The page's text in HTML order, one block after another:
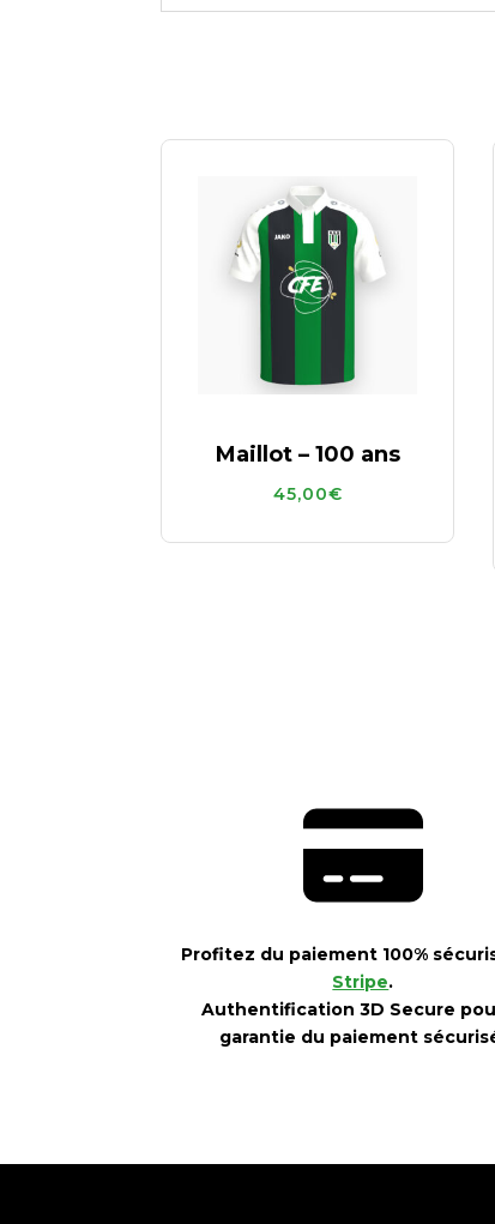
Maillot – 100 ans
45,00€
Profitez du paiement 100%
Stripe.
Authentification 3D Secure
garantie du paiement